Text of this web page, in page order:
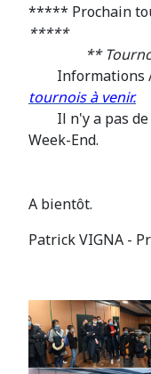
***** Prochain
*****
** Tournoi
Informations /
tournois à venir.
Il n'y a pas de
Week-End.
A bientôt.
Patrick VIGNA -